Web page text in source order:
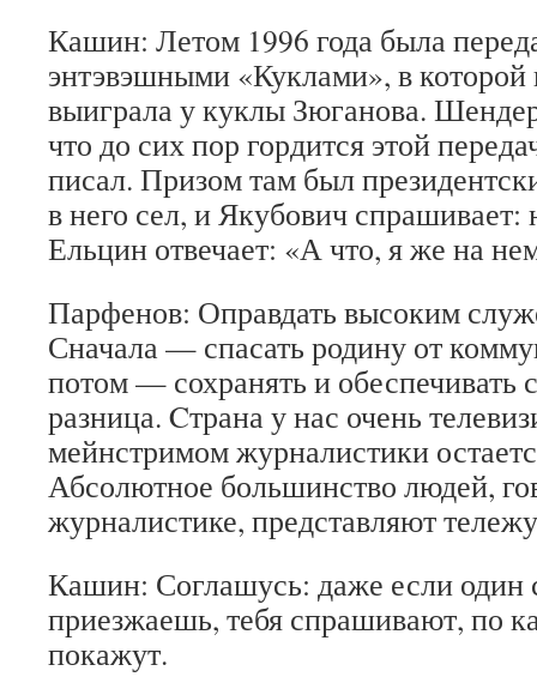
Кашин: Летом 1996 года была
энтэвэшными «Куклами», в
выиграла у куклы Зюганова.
что до сих пор гордится этой
писал. Призом там был
в него сел, и Якубович
Ельцин отвечает: «А что, я же на
Парфенов: Оправдать высоким
Сначала — спасать родину от
потом — сохранять и обеспечивать
разница. Cтрана у нас очень
мейнстримом журналистики
Абсолютное большинство людей,
журналистике, представляют
Кашин: Соглашусь: даже если один
приезжаешь, тебя спрашивают, по
покажут.